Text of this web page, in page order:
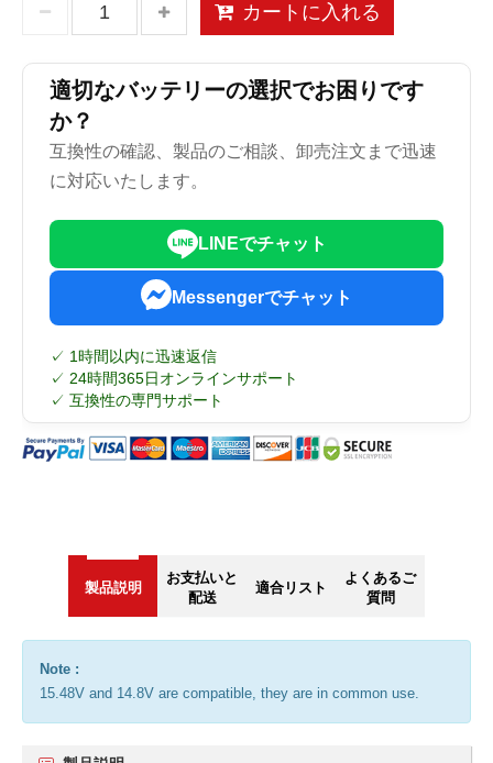
カートに入れる
適切なバッテリーの選択でお困りです
か？
互換性の確認、製品のご相談、卸売注文まで迅速
に対応いたします。
LINEでチャット
Messengerでチャット
✓ 1時間以内に迅速返信
✓ 24時間365日オンラインサポート
✓ 互換性の専門サポート
製品説明
お支払いと
配送
適合リスト
よくあるご
質問
Note :
15.48V and 14.8V are compatible, they are in common use.